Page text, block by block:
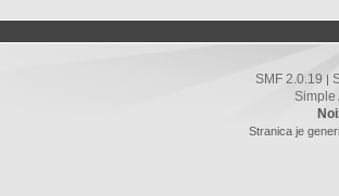
SMF 2.0.19 |
Simple
Stranica je